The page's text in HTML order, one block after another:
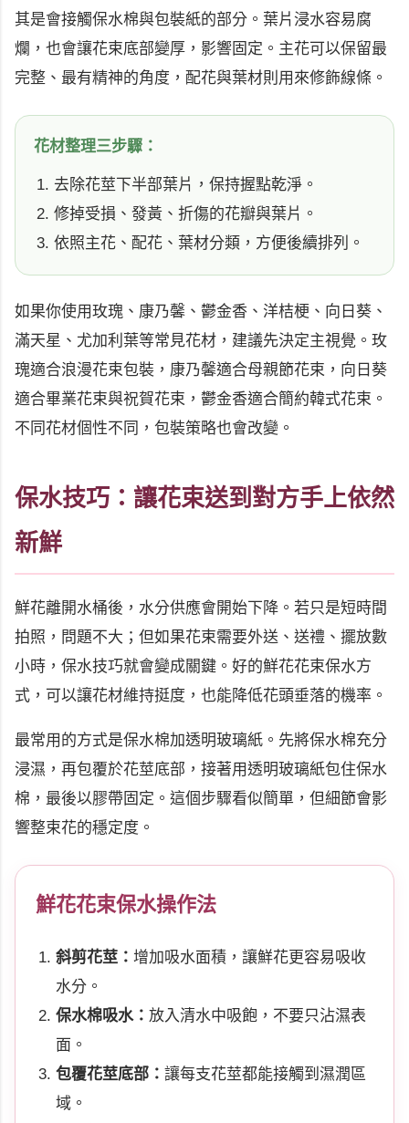
其是會接觸保水棉與包裝紙的部分。葉片浸水容易腐
爛，也會讓花束底部變厚，影響固定。主花可以保留最
完整、最有精神的角度，配花與葉材則用來修飾線條。
花材整理三步驟：
去除花莖下半部葉片，保持握點乾淨。
修掉受損、發黃、折傷的花瓣與葉片。
依照主花、配花、葉材分類，方便後續排列。
如果你使用玫瑰、康乃馨、鬱金香、洋桔梗、向日葵、
滿天星、尤加利葉等常見花材，建議先決定主視覺。玫
瑰適合浪漫花束包裝，康乃馨適合母親節花束，向日葵
適合畢業花束與祝賀花束，鬱金香適合簡約韓式花束。
不同花材個性不同，包裝策略也會改變。
保水技巧：讓花束送到對方手上依然
新鮮
鮮花離開水桶後，水分供應會開始下降。若只是短時間
拍照，問題不大；但如果花束需要外送、送禮、擺放數
小時，保水技巧就會變成關鍵。好的鮮花花束保水方
式，可以讓花材維持挺度，也能降低花頭垂落的機率。
最常用的方式是保水棉加透明玻璃紙。先將保水棉充分
浸濕，再包覆於花莖底部，接著用透明玻璃紙包住保水
棉，最後以膠帶固定。這個步驟看似簡單，但細節會影
響整束花的穩定度。
鮮花花束保水操作法
斜剪花莖： 增加吸水面積，讓鮮花更容易吸收
水分。
保水棉吸水： 放入清水中吸飽，不要只沾濕表
面。
包覆花莖底部： 讓每支花莖都能接觸到濕潤區
域。